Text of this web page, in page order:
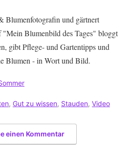
Blumenfotografin und gärtnert
Blumenbild des Tages" bloggt
gibt Pflege- und Gartentipps und
Blumen - in Wort und Bild.
, Gut zu wissen, Stauden, Video
einen Kommentar